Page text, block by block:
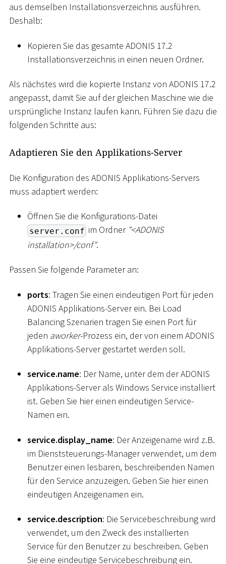
aus demselben Installationsverzeichnis ausführen.
Deshalb:
Kopieren Sie das gesamte ADONIS 17.2
Installationsverzeichnis in einen neuen Ordner.
Als nächstes wird die kopierte Instanz von ADONIS 17.2
angepasst, damit Sie auf der gleichen Maschine wie die
ursprüngliche Instanz laufen kann. Führen Sie dazu die
folgenden Schritte aus:
Adaptieren Sie den Applikations-Server
Die Konfiguration des ADONIS Applikations-Servers
muss adaptiert werden:
Öffnen Sie die Konfigurations-Datei
server.conf im Ordner "<ADONIS
installation>/conf".
Passen Sie folgende Parameter an:
ports: Tragen Sie einen eindeutigen Port für jeden
ADONIS Applikations-Server ein. Bei Load
Balancing Szenarien tragen Sie einen Port für
jeden aworker-Prozess ein, der von einem ADONIS
Applikations-Server gestartet werden soll.
service.name: Der Name, unter dem der ADONIS
Applikations-Server als Windows Service installiert
ist. Geben Sie hier einen eindeutigen Service-
Namen ein.
service.display_name: Der Anzeigename wird z.B.
im Dienststeuerungs-Manager verwendet, um dem
Benutzer einen lesbaren, beschreibenden Namen
für den Service anzuzeigen. Geben Sie hier einen
eindeutigen Anzeigenamen ein.
service.description: Die Servicebeschreibung wird
verwendet, um den Zweck des installierten
Service für den Benutzer zu beschreiben. Geben
Sie eine eindeutige Servicebeschreibung ein.